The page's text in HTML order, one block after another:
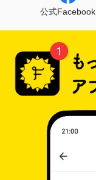
公式Facebook